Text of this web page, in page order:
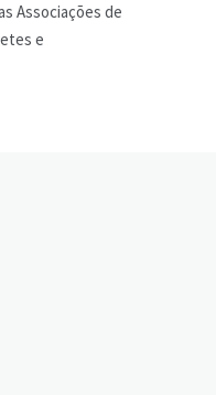
Associações de
e